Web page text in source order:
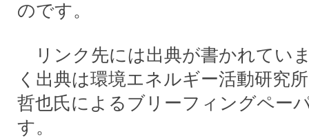
のです。
リンク先には出典が書かれてい
く出典は環境エネルギー活動研究
哲也氏によるブリーフィングペー
す。